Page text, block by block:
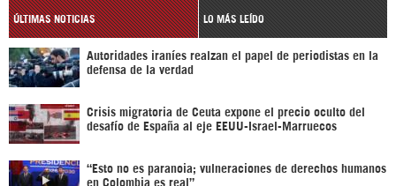
ÚLTIMAS NOTICIAS LO MÁS LEÍDO
Autoridades iraníes realzan el papel de periodistas en la
defensa de la verdad
Crisis migratoria de Ceuta expone el precio oculto del
desafío de España al eje EEUU-Israel-Marruecos
“Esto no es paranoia; vulneraciones de derechos humanos
en Colombia es real”